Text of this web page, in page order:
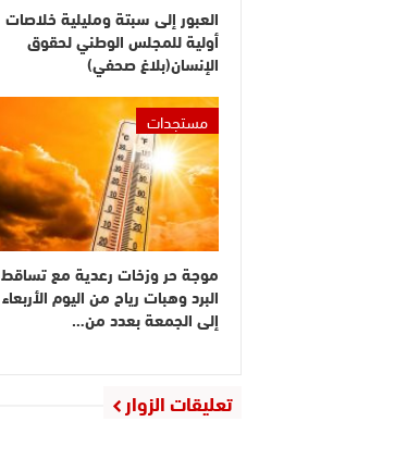
العبور إلى سبتة ومليلية خلاصات
أولية للمجلس الوطني لحقوق
الإنسان(بلاغ صحفي)
مستجدات
موجة حر وزخات رعدية مع تساقط
البرد وهبات رياح من اليوم الأربعاء
إلى الجمعة بعدد من…
تعليقات الزوار